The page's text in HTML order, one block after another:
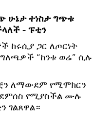
ሁኔታ ተነስታ ግጭቱ
- ፑቲን
ከሩሲያ ጋር ለጦርነት
“ከንቱ ወሬ” ሲሉ
ለማውደም የሚሞክርን
የሚያስችል ሙሉ
ገልጸዋል።